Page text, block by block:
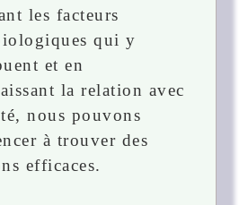
les facteurs
qui y
et en
la relation avec
nous pouvons
à trouver des
efficaces.